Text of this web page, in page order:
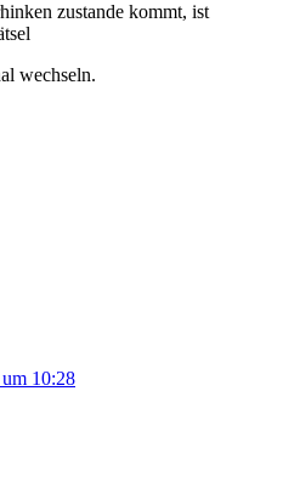
zustande kommt, ist
wechseln.
10:28